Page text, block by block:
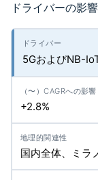
ドライバーの影
5GおよびNB-
+2.8%
国内全体、ミラ